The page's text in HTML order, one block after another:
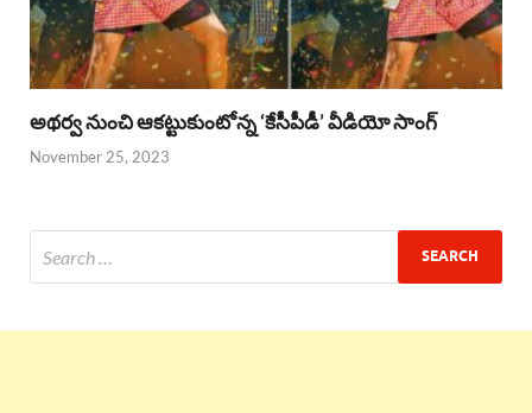
అథర్వ నుంచి ఆకట్టుకుంటోన్న ‘కేసీపీడీ’ వీడియో సాంగ్
November 25, 2023